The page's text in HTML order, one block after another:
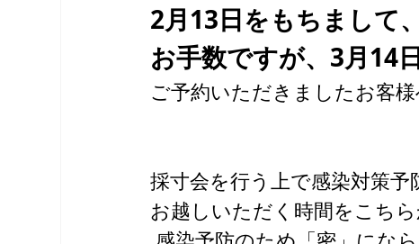
2月13日をもちまして
お手数ですが、3月14
ご予約いただきましたお客
採寸会を行う上で感染対策予
お越しいただく時間をこち